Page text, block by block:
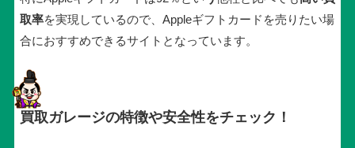
取率を実現しているので、Appleギフトカードを売りたい場
合におすすめできるサイトとなっています。
買取ガレージの特徴や安全性をチェック！